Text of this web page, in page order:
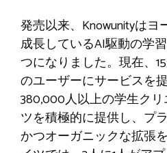
発売以来、Knowunityは
成長しているAI駆動の学
つになりました。現在、
のユーザーにサービスを
380,000人以上の学生ク
ツを積極的に提供し、プ
かつオーガニックな拡張